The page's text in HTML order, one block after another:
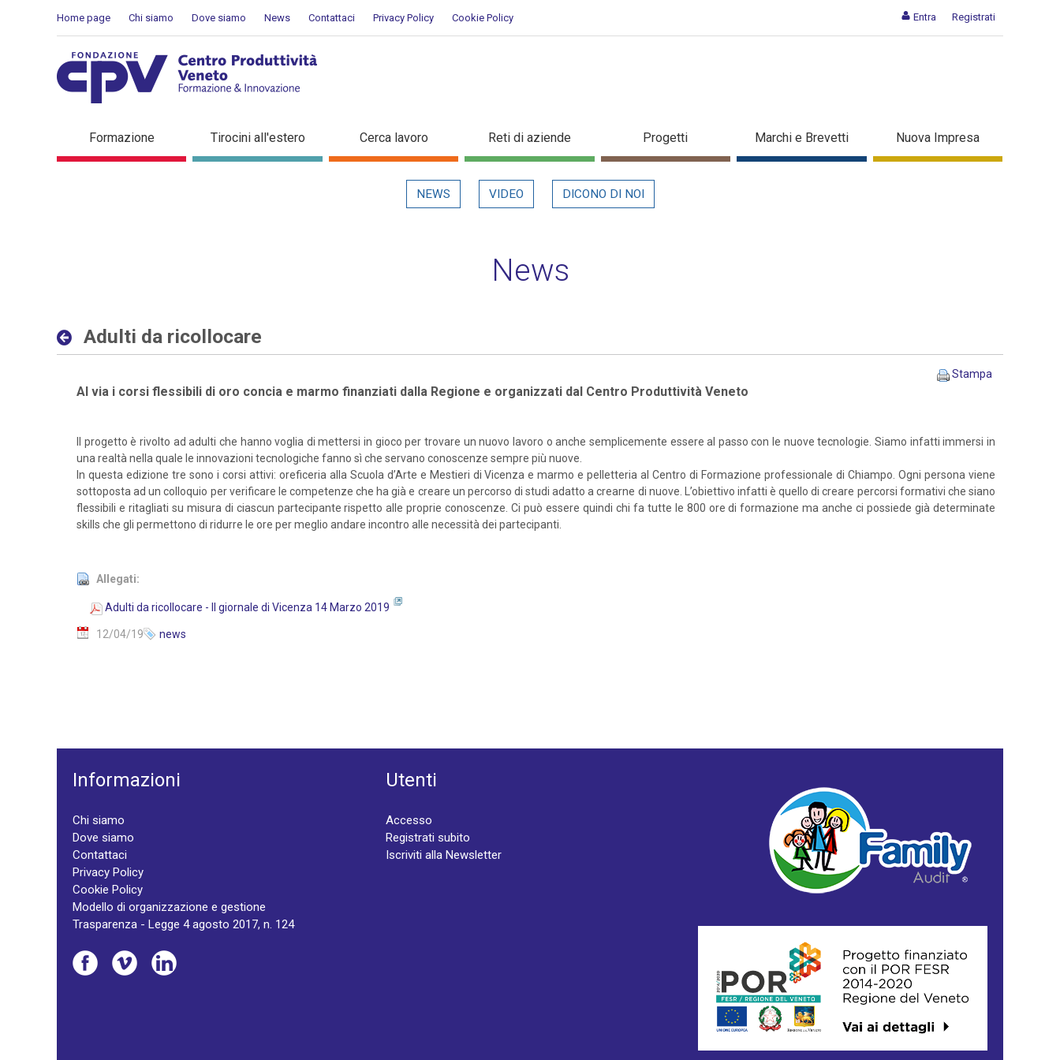
Entra Registrati
Home page Chi siamo Dove siamo News Contattaci Privacy Policy Cookie Policy
Adulti da ricollocare - Dettaglio in evidenza
Formazione Tirocini all'estero Cerca lavoro Reti di aziende Progetti Marchi e Brevetti Nuova Impresa
NEWS VIDEO DICONO DI NOI
News
Adulti da ricollocare
Stampa
Al via i corsi flessibili di oro concia e marmo finanziati dalla Regione e organizzati dal Centro Produttività Veneto
Il progetto è rivolto ad adulti che hanno voglia di mettersi in gioco per trovare un nuovo lavoro o anche semplicemente essere al passo con le nuove tecnologie. Siamo infatti immersi in
una realtà nella quale le innovazioni tecnologiche fanno sì che servano conoscenze sempre più nuove.
In questa edizione tre sono i corsi attivi: oreficeria alla Scuola d’Arte e Mestieri di Vicenza e marmo e pelletteria al Centro di Formazione professionale di Chiampo. Ogni persona viene
sottoposta ad un colloquio per verificare le competenze che ha già e creare un percorso di studi adatto a crearne di nuove. L’obiettivo infatti è quello di creare percorsi formativi che siano
flessibili e ritagliati su misura di ciascun partecipante rispetto alle proprie conoscenze. Ci può essere quindi chi fa tutte le 800 ore di formazione ma anche ci possiede già determinate
skills che gli permettono di ridurre le ore per meglio andare incontro alle necessità dei partecipanti.
Allegati:
Adulti da ricollocare - Il giornale di Vicenza 14 Marzo 2019
12/04/19 news
Informazioni
Chi siamo
Dove siamo
Contattaci
Privacy Policy
Cookie Policy
Modello di organizzazione e gestione
Trasparenza - Legge 4 agosto 2017, n. 124
Utenti
Accesso
Registrati subito
Iscriviti alla Newsletter